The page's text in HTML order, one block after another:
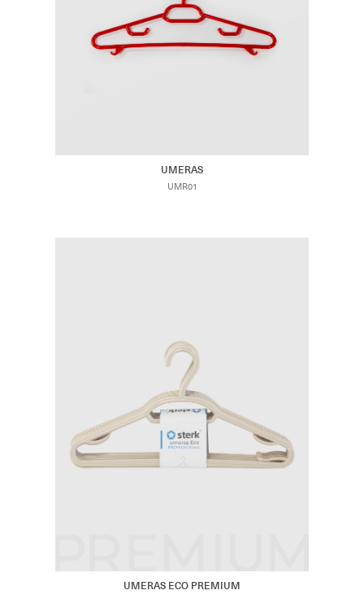
UMERAS
UMR01
UMERAS ECO PREMIUM